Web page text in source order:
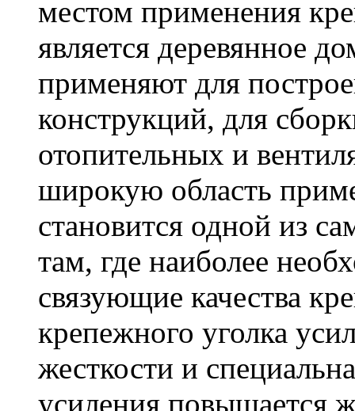
местом применения
является деревянное
применяют для
конструкций, для
отопительных и
широкую область
становится одной из
там, где наиболее
связующие качества
крепежного уголка
жесткости и
усиления повышается